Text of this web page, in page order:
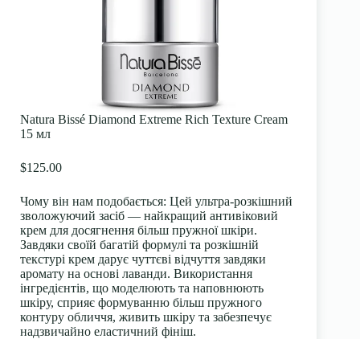
Natura Bissé Diamond Extreme Rich Texture Cream
15 мл
$125.00
Чому він нам подобається: Цей ультра-розкішний
зволожуючий засіб — найкращий антивіковий
крем для досягнення більш пружної шкіри.
Завдяки своїй багатій формулі та розкішній
текстурі крем дарує чуттєві відчуття завдяки
аромату на основі лаванди. Використання
інгредієнтів, що моделюють та наповнюють
шкіру, сприяє формуванню більш пружного
контуру обличчя, живить шкіру та забезпечує
надзвичайно еластичний фініш.